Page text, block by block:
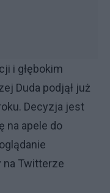
i głębokim
Duda podjął już
Decyzja jest
na apele do
Twitterze